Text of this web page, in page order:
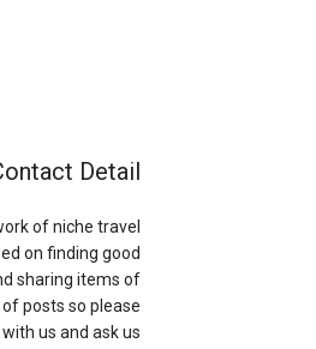
Detail
of niche travel
on finding good
sharing items of
posts so please
us and ask us